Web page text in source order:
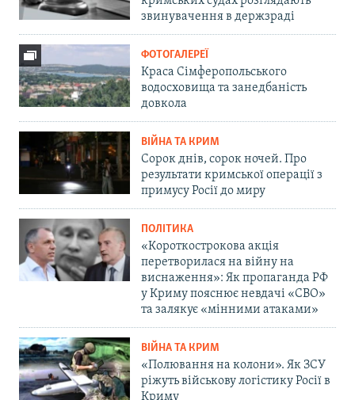
звинувачення в держзраді
ФОТОГАЛЕРЕЇ
Краса Сімферопольського
водосховища та занедбаність
довкола
ВІЙНА ТА КРИМ
Сорок днів, сорок ночей. Про
результати кримської операції з
примусу Росії до миру
ПОЛІТИКА
«Короткострокова акція
перетворилася на війну на
виснаження»: Як пропаганда РФ
у Криму пояснює невдачі «СВО»
та залякує «мінними атаками»
ВІЙНА ТА КРИМ
«Полювання на колони». Як ЗСУ
ріжуть військову логістику Росії в
Криму